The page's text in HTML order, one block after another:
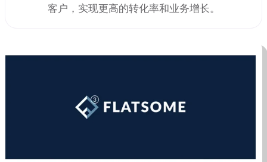
客户，实现更高的转化率和业务增长。